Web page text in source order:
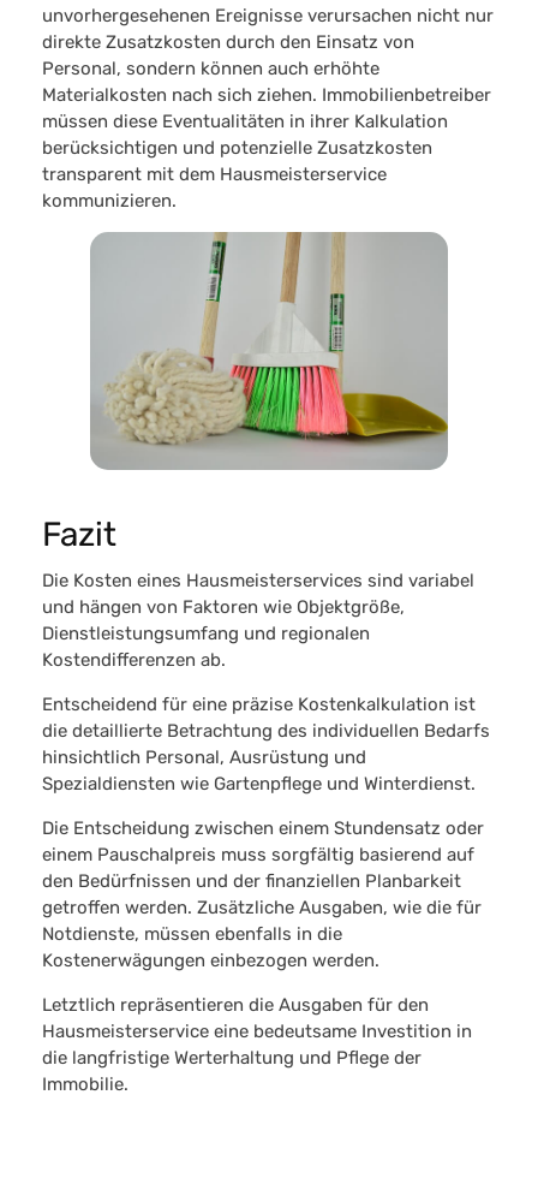
unvorhergesehenen Ereignisse verursachen nicht nur
direkte Zusatzkosten durch den Einsatz von
Personal, sondern können auch erhöhte
Materialkosten nach sich ziehen. Immobilienbetreiber
müssen diese Eventualitäten in ihrer Kalkulation
berücksichtigen und potenzielle Zusatzkosten
transparent mit dem Hausmeisterservice
kommunizieren.
Fazit
Die Kosten eines Hausmeisterservices sind variabel
und hängen von Faktoren wie Objektgröße,
Dienstleistungsumfang und regionalen
Kostendifferenzen ab.
Entscheidend für eine präzise Kostenkalkulation ist
die detaillierte Betrachtung des individuellen Bedarfs
hinsichtlich Personal, Ausrüstung und
Spezialdiensten wie Gartenpflege und Winterdienst.
Die Entscheidung zwischen einem Stundensatz oder
einem Pauschalpreis muss sorgfältig basierend auf
den Bedürfnissen und der finanziellen Planbarkeit
getroffen werden. Zusätzliche Ausgaben, wie die für
Notdienste, müssen ebenfalls in die
Kostenerwägungen einbezogen werden.
Letztlich repräsentieren die Ausgaben für den
Hausmeisterservice eine bedeutsame Investition in
die langfristige Werterhaltung und Pflege der
Immobilie.